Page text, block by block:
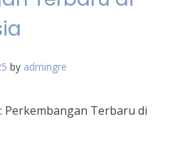
by admingre
Terbaru di